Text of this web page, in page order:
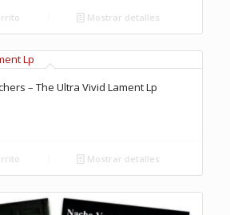
es:
15,00€.
Mostrar detalles
– The Ultra Vivid Lament Lp
Mostrar detalles